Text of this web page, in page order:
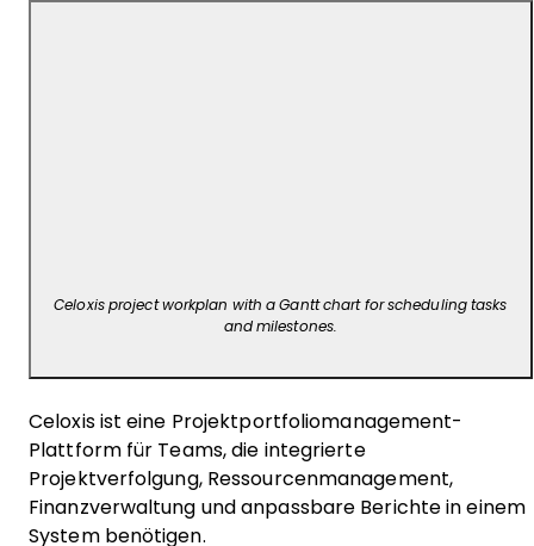
Celoxis project workplan with a Gantt chart for scheduling tasks
and milestones.
Celoxis ist eine Projektportfoliomanagement-
Plattform für Teams, die integrierte
Projektverfolgung, Ressourcenmanagement,
Finanzverwaltung und anpassbare Berichte in einem
System benötigen.